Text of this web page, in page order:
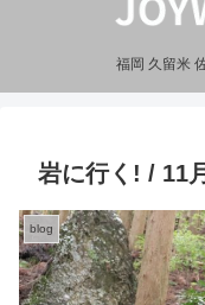
福岡 久留米
岩に行く! / 11
blog